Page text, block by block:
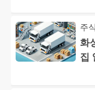
주
화
집